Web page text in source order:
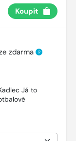
Koupit
zdarma ?
Já to